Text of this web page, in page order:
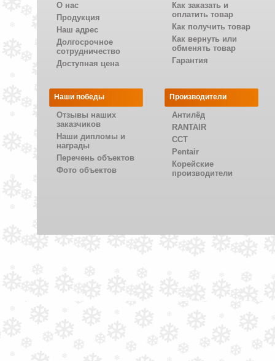
О нас
Продукция
Наш адрес
Долгосрочное
сотрудничество
Доступная цена
Как заказать и
оплатить товар
Как получить товар
Как вернуть или
обменять товар
Гарантия
Наши победы
Отзывы наших
заказчиков
Наши дипломы и
награды
Перечень объектов
Фото объектов
Производители
Антилёд
RANTAIR
CCT
Pentair
Корейские
производители